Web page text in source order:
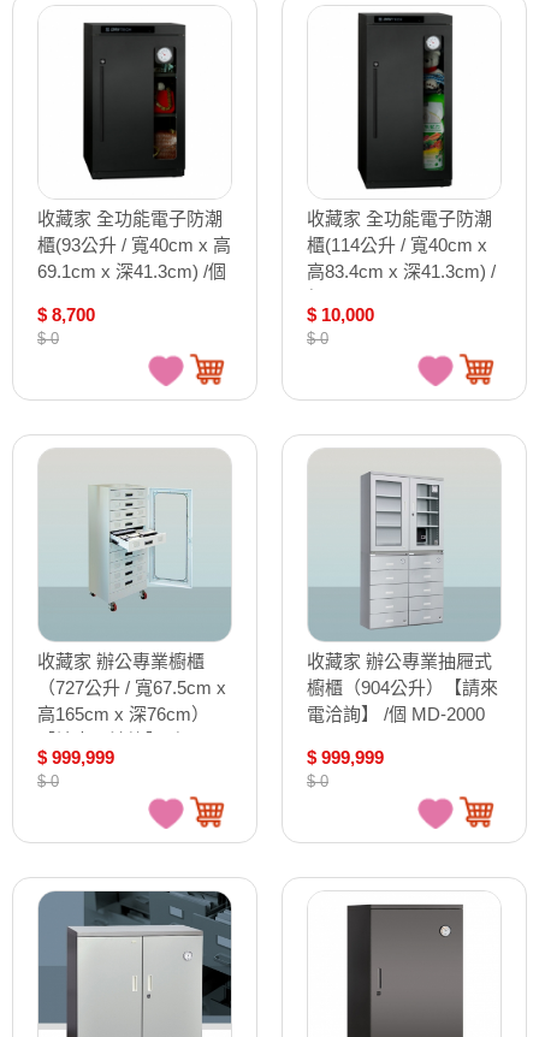
收藏家 全功能電子防潮
櫃(93公升 / 寬40cm x 高
69.1cm x 深41.3cm) /個
$ 8,700
$ 0
收藏家 全功能電子防潮
櫃(114公升 / 寬40cm x
高83.4cm x 深41.3cm) /
$ 10,000
$ 0
收藏家 辦公專業櫥櫃
（727公升 / 寬67.5cm x
高165cm x 深76cm）
1000
$ 999,999
$ 0
收藏家 辦公專業抽屜式
櫥櫃（904公升）【請來
電洽詢】 /個 MD-2000
$ 999,999
$ 0